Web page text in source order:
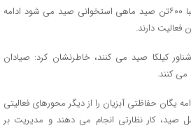
درویشی با بیان اینکه سالانه تقریبا ۶۰۰تن صید ماهی استخوانی صید می شود ادامه
به اینکه ۳۰ فروند شناور کیلکا صید می کنند، خاطرنشان کرد: صیادان
یگان حفاظتی آبزیان را از دیگر محورهای فعالیتی
۱۱ پایگاه در فصل صید، کار نظارتی انجام می دهند و مدیریت بر